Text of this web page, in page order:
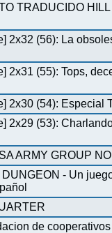
TRADUCIDO
2x32 (56): La
2x31 (55): Tops,
2x30 (54): Especial
2x29 (53):
ARMY GROUP
- Un
de